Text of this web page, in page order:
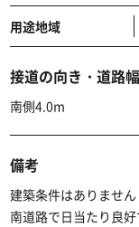
用途地域
接道の向き・道路
南側4.0m
備考
建築条件はありません
南道路で日当たり良好